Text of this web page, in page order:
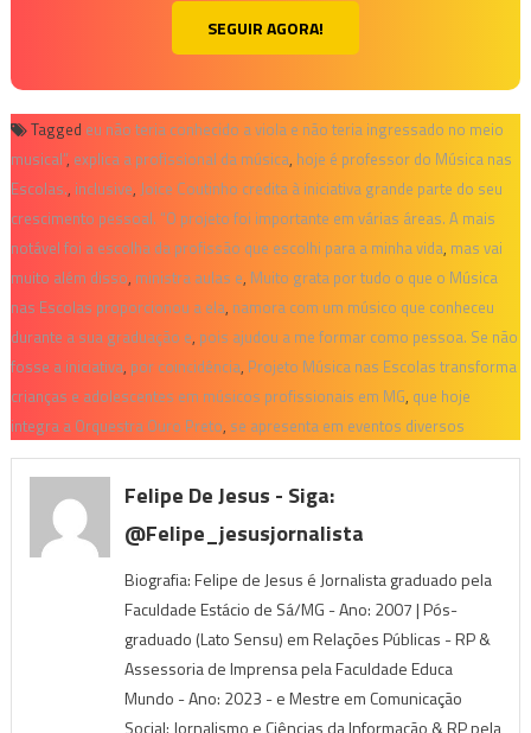
SEGUIR AGORA!
Tagged eu não teria conhecido a viola e não teria ingressado no meio
musical”, explica a profissional da música, hoje é professor do Música nas
Escolas., inclusive, Joice Coutinho credita à iniciativa grande parte do seu
crescimento pessoal. “O projeto foi importante em várias áreas. A mais
notável foi a escolha da profissão que escolhi para a minha vida, mas vai
muito além disso, ministra aulas e, Muito grata por tudo o que o Música
nas Escolas proporcionou a ela, namora com um músico que conheceu
durante a sua graduação e, pois ajudou a me formar como pessoa. Se não
fosse a iniciativa, por coincidência, Projeto Música nas Escolas transforma
crianças e adolescentes em músicos profissionais em MG, que hoje
integra a Orquestra Ouro Preto, se apresenta em eventos diversos
Felipe De Jesus - Siga:
@felipe_jesusjornalista
Biografia: Felipe de Jesus é Jornalista graduado pela
Faculdade Estácio de Sá/MG - Ano: 2007 | Pós-
graduado (Lato Sensu) em Relações Públicas - RP &
Assessoria de Imprensa pela Faculdade Educa
Mundo - Ano: 2023 - e Mestre em Comunicação
Social: Jornalismo e Ciências da Informação & RP pela